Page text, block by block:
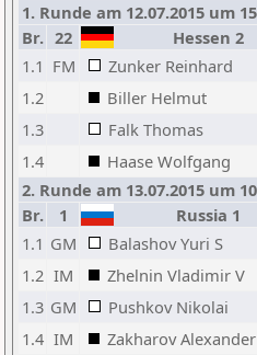
1. Runde am 12.07.2015 um
Br. 22 Hessen 2
1.1 FM Zunker Reinhard
1.2
Biller Helmut
1.3
Falk Thomas
1.4
Haase Wolfgang
2. Runde am 13.07.2015 um
Br.
1 Russia 1
1.1 GM Balashov Yuri S
1.2 IM Zhelnin Vladimir V
1.3 GM Pushkov Nikolai
1.4 IM Zakharov Alexander